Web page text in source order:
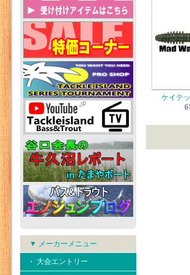
▼ メーカーメニュー
・ 大会エントリー
ケイテ